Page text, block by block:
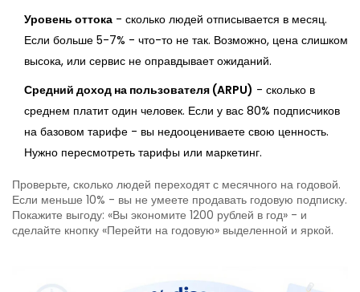
Уровень оттока - сколько людей отписывается в месяц.
Если больше 5-7% - что-то не так. Возможно, цена слишком
высока, или сервис не оправдывает ожиданий.
Средний доход на пользователя (ARPU) - сколько в
среднем платит один человек. Если у вас 80% подписчиков
на базовом тарифе - вы недооцениваете свою ценность.
Нужно пересмотреть тарифы или маркетинг.
Проверьте, сколько людей переходят с месячного на годовой.
Если меньше 10% - вы не умеете продавать годовую подписку.
Покажите выгоду: «Вы экономите 1200 рублей в год» - и
сделайте кнопку «Перейти на годовую» выделенной и яркой.